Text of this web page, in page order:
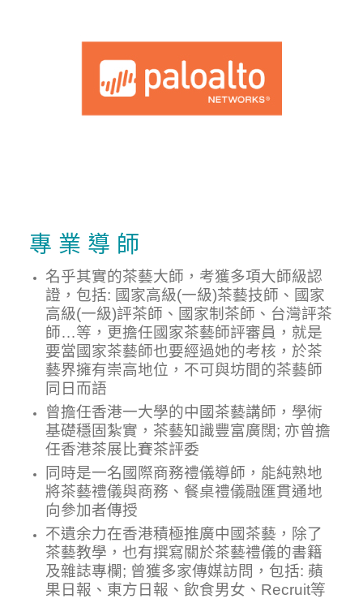
專 業 導 師
名乎其實的茶藝大師，考獲多項大師級認
證，包括: 國家高級(一級)茶藝技師、國家
高級(一級)評茶師、國家制茶師、台灣評茶
師…等，更擔任國家茶藝師評審員，就是
要當國家茶藝師也要經過她的考核，於茶
藝界擁有崇高地位，不可與坊間的茶藝師
同日而語
曾擔任香港一大學的中國茶藝講師，學術
基礎穩固紮實，茶藝知識豐富廣闊; 亦曾擔
任香港茶展比賽茶評委
同時是一名國際商務禮儀導師，能純熟地
將茶藝禮儀與商務、餐桌禮儀融匯貫通地
向參加者傳授
不遺余力在香港積極推廣中國茶藝，除了
茶藝教學，也有撰寫關於茶藝禮儀的書籍
及雜誌專欄; 曾獲多家傳媒訪問，包括: 蘋
果日報、東方日報、飲食男女、Recruit等